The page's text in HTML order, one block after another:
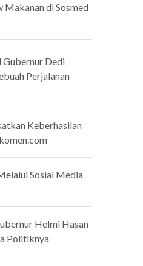
Makanan di Sosmed
Dedi
Perjalanan
Keberhasilan
Sosial Media
Helmi Hasan
Politiknya